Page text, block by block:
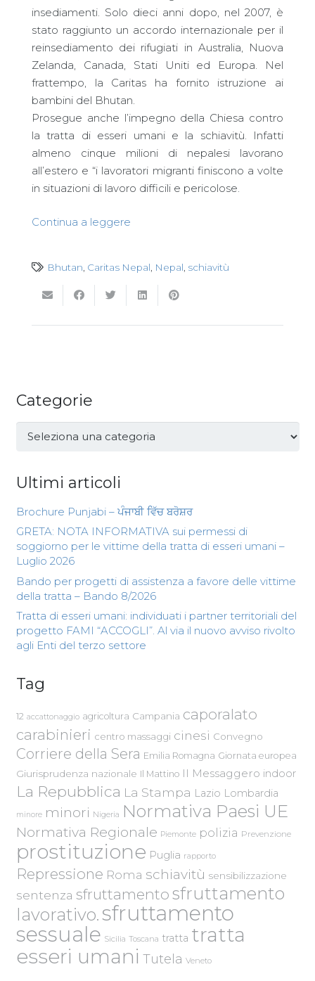
insediamenti. Solo dieci anni dopo, nel 2007, è
stato raggiunto un accordo internazionale per il
reinsediamento dei rifugiati in Australia, Nuova
Zelanda, Canada, Stati Uniti ed Europa. Nel
frattempo, la Caritas ha fornito istruzione ai
bambini del Bhutan.
Prosegue anche l’impegno della Chiesa contro
la tratta di esseri umani e la schiavitù. Infatti
almeno cinque milioni di nepalesi lavorano
all’estero e “i lavoratori migranti finiscono a volte
in situazioni di lavoro difficili e pericolose.
Continua a leggere
Bhutan Caritas Nepal Nepal schiavitù
Categorie
Categorie
Ultimi articoli
Brochure Punjabi – ਪੰਜਾਬੀ ਵਿੱਚ ਬਰੋਸ਼ਰ
GRETA: NOTA INFORMATIVA sui permessi di
soggiorno per le vittime della tratta di esseri umani –
Luglio 2026
Bando per progetti di assistenza a favore delle vittime
della tratta – Bando 8/2026
Tratta di esseri umani: individuati i partner territoriali del
progetto FAMI “ACCOGLI”. Al via il nuovo avviso rivolto
agli Enti del terzo settore
Tag
12 accattonaggio agricoltura Campania caporalato
carabinieri centro massaggi cinesi Convegno
Corriere della Sera Emilia Romagna Giornata europea
Giurisprudenza nazionale Il Mattino Il Messaggero indoor
La Repubblica La Stampa Lazio Lombardia
minore minori Nigeria Normativa Paesi UE
Normativa Regionale Piemonte polizia Prevenzione
prostituzione Puglia rapporto
Repressione Roma schiavitù sensibilizzazione
sentenza sfruttamento sfruttamento
lavorativo.sfruttamento
sessuale Sicilia Toscana tratta tratta
esseri umani Tutela Veneto